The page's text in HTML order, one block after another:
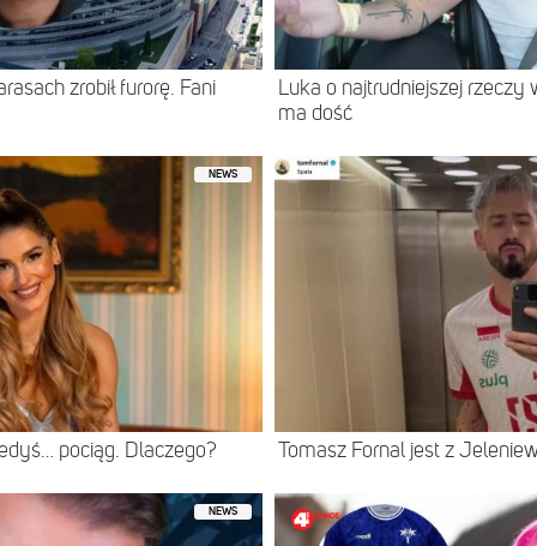
zrobił furorę. Fani
Luka o najtrudniejszej rzeczy
ma dość
NEWS
pociąg. Dlaczego? Tomasz Fornal jest z
NEWS